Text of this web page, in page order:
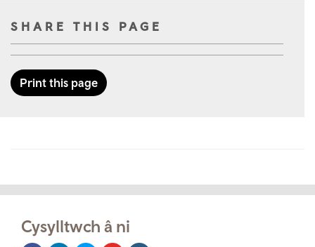
SHARE THIS PAGE
Print this page
Cysylltwch â ni